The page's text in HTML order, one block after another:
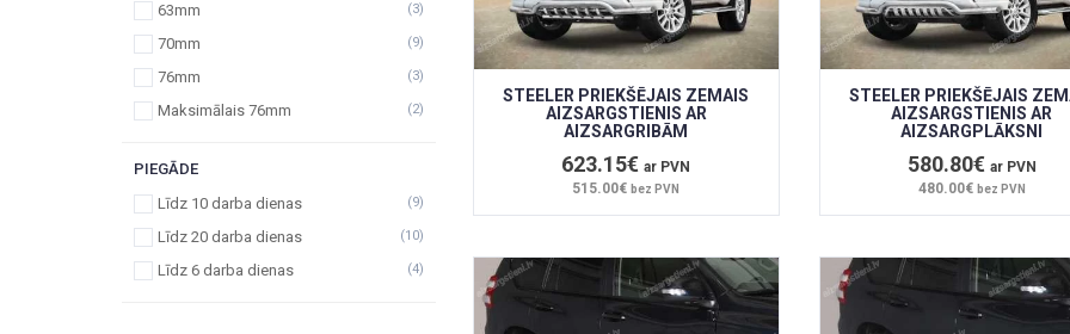
63mm (3)
70mm (9)
76mm (3)
Maksimālais 76mm (2)
PIEGĀDE
Līdz 10 darba dienas
(9)
Līdz 20 darba dienas (10)
Līdz 6 darba dienas (4)
STEELER PRIEKŠĒJAIS ZEMAIS
AIZSARGSTIENIS AR
AIZSARGRIBĀM
623.15€ar PVN
515.00€bez PVN
STEELER PRIEKŠĒJAIS
AIZSARGSTIENIS AR
AIZSARGPLĀKSNI
580.80€ ar PVN
480.00€ bez PVN